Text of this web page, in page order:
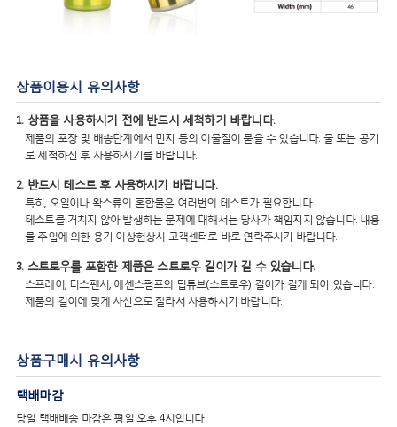
상품이용시 유의사항
1. 상품을 사용하시기 전에 반드시 세척하기 바랍니다.
제품의 포장 및 배송단계에서 먼지 등의 이물질이 묻을 수 있습니다. 물 또는 공기
로 세척하신 후 사용하시기를 바랍니다.
2. 반드시 테스트 후 사용하시기 바랍니다.
특히, 오일이나 왁스류의 혼합물은 여러번의 테스트가 필요합니다.
테스트를 거치지 않아 발생하는 문제에 대해서는 당사가 책임지지 않습니다. 내용
물 주입에 의한 용기 이상현상시 고객센터로 바로 연락주시기 바랍니다.
3. 스트로우를 포함한 제품은 스트로우 길이가 길 수 있습니다.
스프레이, 디스펜서, 에센스펌프의 딥튜브(스트로우) 길이가 길게 되어 있습니다.
제품의 길이에 맞게 사선으로 잘라서 사용하시기 바랍니다.
상품구매시 유의사항
택배마감
당일 택배배송 마감은 평일 오후 4시입니다.